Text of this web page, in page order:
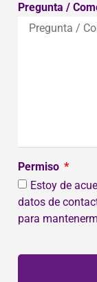
Pregunta /
Permiso
Estoy de
datos de
para